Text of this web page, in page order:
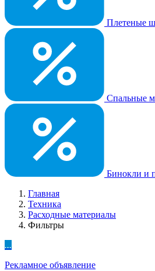
Плетеные
Спальные
Бинокли и
Главная
Техника
Расходные материалы
Фильтры
...
Рекламное объявление